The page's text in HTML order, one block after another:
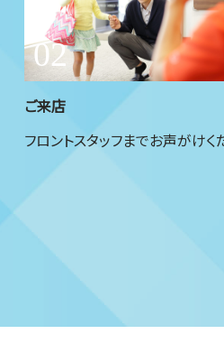
ご来店
フロントスタッフまでお声がけく